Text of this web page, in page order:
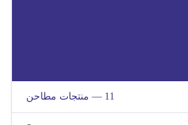
11
— منتجات مطاحن